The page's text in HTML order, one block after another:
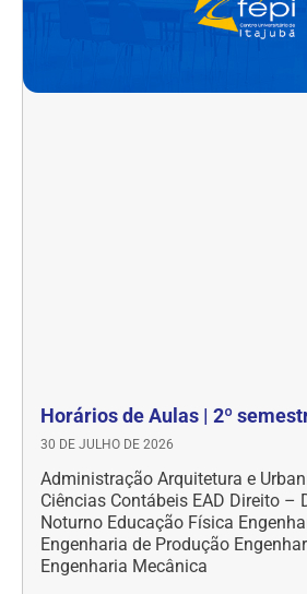
Horários de Aulas | 2º
30 DE JULHO DE 2026
Administração Arquitetura e
Ciências Contábeis EAD Direito –
Noturno Educação Física
Engenharia de Produção
Engenharia Mecânica